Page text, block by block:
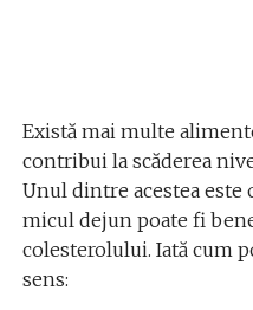
Există mai multe
contribui la scăderea
Unul dintre acestea este
micul dejun poate fi
colesterolului. Iată cum
sens: